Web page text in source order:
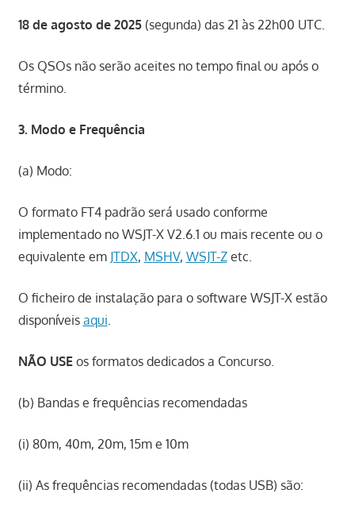
18 de agosto de 2025(segunda) das 21 às 22h00 UTC.
Os QSOs não serão aceites no tempo final ou após o
término.
3. Modo e Frequência
(a) Modo:
O formato FT4 padrão será usado conforme
implementado no WSJT-X V2.6.1 ou mais recente ou o
equivalente em JTDX, MSHV, WSJT-Zetc.
O ficheiro de instalação para o software WSJT-X estão
disponíveis aqui.
NÃO USEos formatos dedicados a Concurso.
(b) Bandas e frequências recomendadas
(i) 80m, 40m, 20m, 15m e 10m
(ii) As frequências recomendadas (todas USB) são: